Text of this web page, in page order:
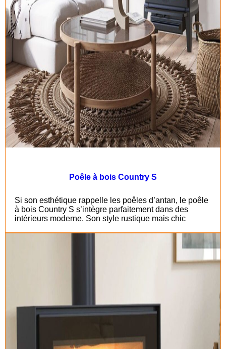
Poêle à bois Country S
Si son esthétique rappelle les poêles d’antan, le poêle
à bois Country S s’intègre parfaitement dans des
intérieurs moderne. Son style rustique mais chic